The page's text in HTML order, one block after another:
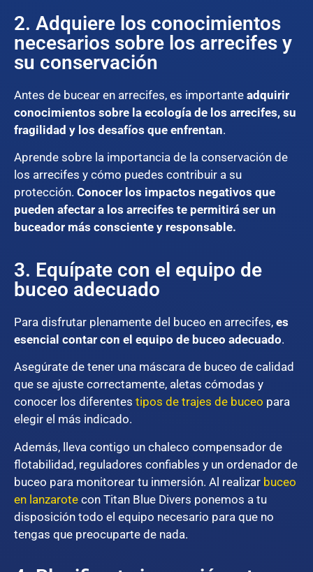
2. Adquiere los conocimientos
necesarios sobre los arrecifes y
su conservación
Antes de bucear en arrecifes, es importante adquirir
conocimientos sobre la ecología de los arrecifes, su
fragilidad y los desafíos que enfrentan.
Aprende sobre la importancia de la conservación de
los arrecifes y cómo puedes contribuir a su
protección. Conocer los impactos negativos que
pueden afectar a los arrecifes te permitirá ser un
buceador más consciente y responsable.
3. Equípate con el equipo de
buceo adecuado
Para disfrutar plenamente del buceo en arrecifes, es
esencial contar con el equipo de buceo adecuado.
Asegúrate de tener una máscara de buceo de calidad
que se ajuste correctamente, aletas cómodas y
conocer los diferentes tipos de trajes de buceo para
elegir el más indicado.
Además, lleva contigo un chaleco compensador de
flotabilidad, reguladores confiables y un ordenador de
buceo para monitorear tu inmersión. Al realizar buceo
en lanzarote con Titan Blue Divers ponemos a tu
disposición todo el equipo necesario para que no
tengas que preocuparte de nada.